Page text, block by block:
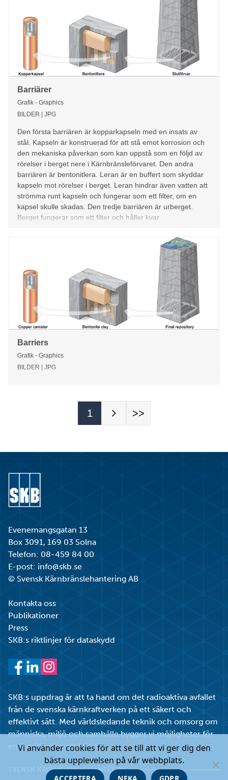
Evenemangsgatan 13
Box 3091, 169 03 Solna
Telefon: 08-459 84 00
E-post: info@skb.se
© Svensk Kärnbränslehantering AB
Kontakta oss
Publikationer
Press
SKB:s riktlinjer för dataskydd
SKB:s uppdrag är att ta hand om det radioaktiva avfallet
från de svenska kärnkraftverken på ett säkert och
effektivt sätt. Med världsledande teknik och omsorg om
människa, miljö och samhälle bygger vi möjligheter för
en fossilfri elproduktion.
SVENSK KÄRNBRÄNSLEHANTERING
Vi använder cookies för att se till att vi ger dig den
bästa upplevelsen på vår webbplats.